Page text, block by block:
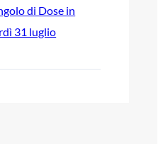
di Dose in
31 luglio